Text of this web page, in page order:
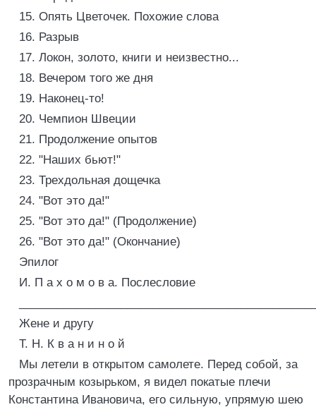
15. Опять Цветочек. Похожие слова
16. Разрыв
17. Локон, золото, книги и неизвестно...
18. Вечером того же дня
19. Наконец-то!
20. Чемпион Швеции
21. Продолжение опытов
22. "Наших бьют!"
23. Трехдольная дощечка
24. "Вот это да!"
25. "Вот это да!" (Продолжение)
26. "Вот это да!" (Окончание)
Эпилог
И. П а х о м о в а. Послесловие
Жене и другу
Т. Н. К в а н и н о й
Мы летели в открытом самолете. Перед собой, за
прозрачным козырьком, я видел покатые плечи
Константина Ивановича, его сильную, упрямую шею